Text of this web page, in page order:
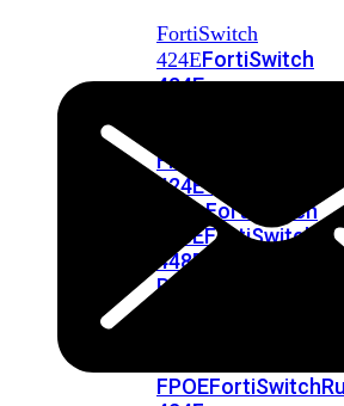
FortiSwitch
424EFortiSwitch
424E-
FPOE
424E-
FiberFortiSwitch
448EFortiSwitch
448E-
POE
FPOE